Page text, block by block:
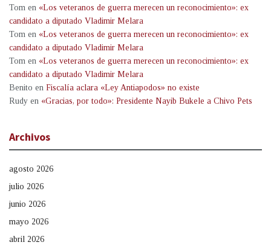
Tom en «Los veteranos de guerra merecen un reconocimiento»: ex
candidato a diputado Vladimir Melara
Tom en «Los veteranos de guerra merecen un reconocimiento»: ex
candidato a diputado Vladimir Melara
Tom en «Los veteranos de guerra merecen un reconocimiento»: ex
candidato a diputado Vladimir Melara
Benito en Fiscalía aclara «Ley Antiapodos» no existe
Rudy en «Gracias, por todo»: Presidente Nayib Bukele a Chivo Pets
Archivos
agosto 2026
julio 2026
junio 2026
mayo 2026
abril 2026